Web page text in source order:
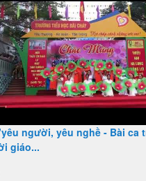
người, yêu nghề - Bài ca
giáo...